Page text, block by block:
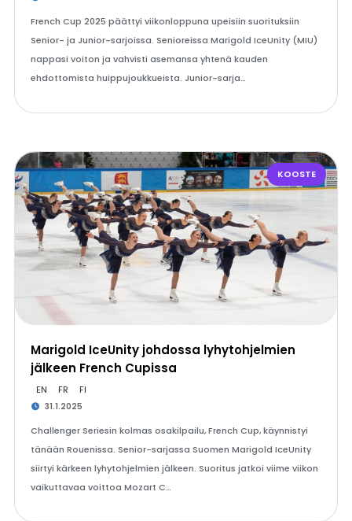
French Cup 2025 päättyi viikonloppuna upeisiin suorituksiin
Senior- ja Junior-sarjoissa. Senioreissa Marigold IceUnity (MIU)
nappasi voiton ja vahvisti asemansa yhtenä kauden
ehdottomista huippujoukkueista. Junior-sarja…
KOOSTE
Marigold IceUnity johdossa lyhytohjelmien
jälkeen French Cupissa
EN FR FI
31.1.2025
Challenger Seriesin kolmas osakilpailu, French Cup, käynnistyi
tänään Rouenissa. Senior-sarjassa Suomen Marigold IceUnity
siirtyi kärkeen lyhytohjelmien jälkeen. Suoritus jatkoi viime viikon
vaikuttavaa voittoa Mozart C…